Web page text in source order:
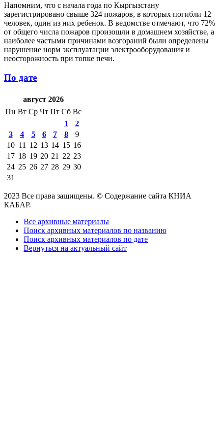
Напомним, что с начала года по Кыргызстану
зарегистрировано свыше 324 пожаров, в которых погибли 12
человек, один из них ребенок. В ведомстве отмечают, что 72%
от общего числа пожаров произошли в домашнем хозяйстве, а
наиболее частыми причинами возгораний были определены
нарушение норм эксплуатации электрооборудования и
неосторожность при топке печи.
По дате
август 2026
Пн Вт Ср Чт Пт Сб Вс
1
2
3
4 5 6 7 8
9
10 11 12 13 14 15 16
17 18 19 20 21 22 23
24 25 26 27 28 29 30
31
2023 Все права защищены. © Содержание сайта КНИА
КАБАР.
Все архивные материалы
Поиск архивных материалов по названию
Поиск архивных материалов по дате
Вернуться на актуальный сайт